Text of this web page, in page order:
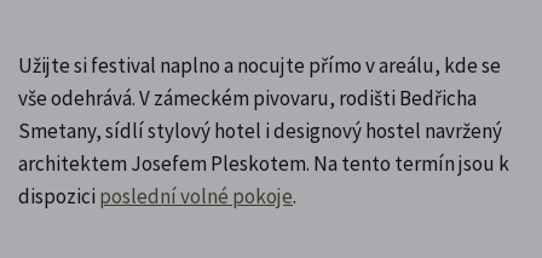
Užijte si festival naplno a nocujte přímo v areálu, kde se
vše odehrává. V zámeckém pivovaru, rodišti Bedřicha
Smetany, sídlí stylový hotel i designový hostel navržený
architektem Josefem Pleskotem. Na tento termín jsou k
dispozici poslední volné pokoje.